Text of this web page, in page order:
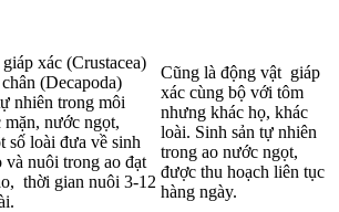
xác (Crustacea)
(Decapoda)
nhiên trong môi
nước ngọt,
số loài đưa về sinh
và nuôi trong ao đạt
thời gian nuôi 3-12
Cũng là động vật giáp
xác cùng bộ với tôm
nhưng khác họ, khác
loài. Sinh sản tự nhiên
trong ao nước ngọt,
được thu hoạch liên tục
hàng ngày.